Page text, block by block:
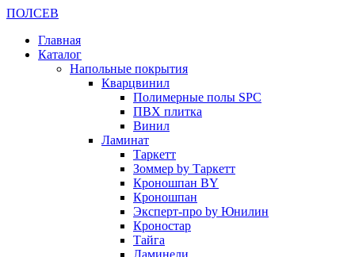
ПОЛСЕВ
Главная
Каталог
Напольные покрытия
Кварцвинил
Полимерные полы SPC
ПВХ плитка
Винил
Ламинат
Таркетт
Зоммер by Таркетт
Кроношпан BY
Кроношпан
Эксперт-про by Юнилин
Кроностар
Тайга
Ламинели